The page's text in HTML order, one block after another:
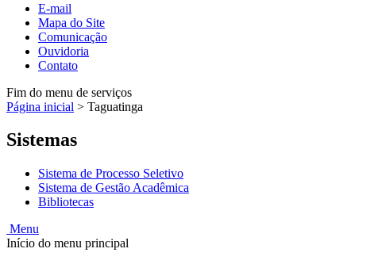
E-mail
Mapa do Site
Comunicação
Ouvidoria
Contato
Fim do menu de serviços
Página inicial > Taguatinga
Sistemas
Sistema de Processo Seletivo
Sistema de Gestão Acadêmica
Bibliotecas
Menu
Início do menu principal